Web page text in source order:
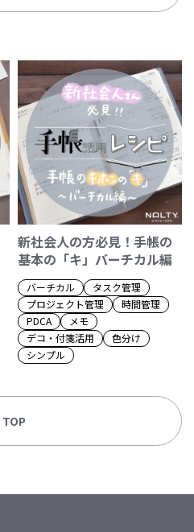
新社会人の方必見！手帳の
基本の「キ」バーチカル編
バーチカル
タスク管理
プロジェクト管理
時間管理
PDCA
メモ
デコ・付箋活用
色分け
シンプル
TOP